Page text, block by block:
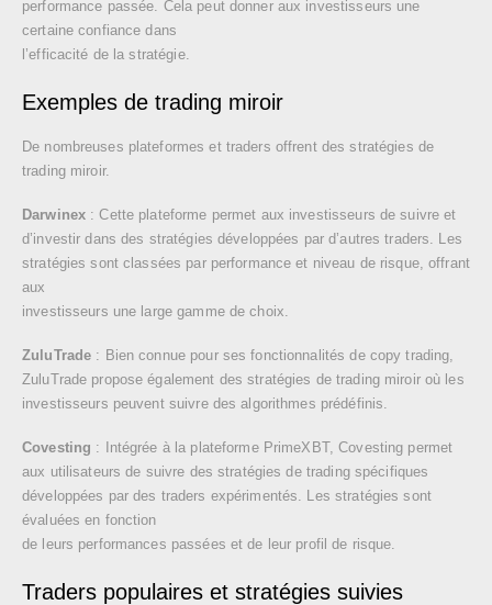
performance passée. Cela peut donner aux investisseurs une
certaine confiance dans
l’efficacité de la stratégie.
Exemples de trading miroir
De nombreuses plateformes et traders offrent des stratégies de
trading miroir.
Darwinex : Cette plateforme permet aux investisseurs de suivre et
d’investir dans des stratégies développées par d’autres traders. Les
stratégies sont classées par performance et niveau de risque, offrant
aux
investisseurs une large gamme de choix.
ZuluTrade : Bien connue pour ses fonctionnalités de copy trading,
ZuluTrade propose également des stratégies de trading miroir où les
investisseurs peuvent suivre des algorithmes prédéfinis.
Covesting : Intégrée à la plateforme PrimeXBT, Covesting permet
aux utilisateurs de suivre des stratégies de trading spécifiques
développées par des traders expérimentés. Les stratégies sont
évaluées en fonction
de leurs performances passées et de leur profil de risque.
Traders populaires et stratégies suivies